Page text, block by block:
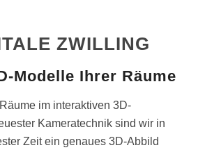
ZWILLING
Modelle Ihrer Räume
im interaktiven 3D-
Kameratechnik sind wir in
Zeit ein genaues 3D-Abbild